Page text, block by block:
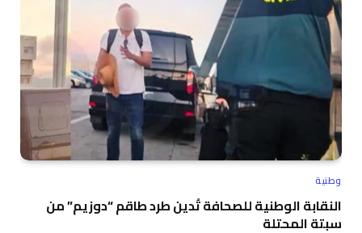
وطنية
النقابة الوطنية للصحافة تُدين طرد طاقم “دوزيم” من
سبتة المحتلة